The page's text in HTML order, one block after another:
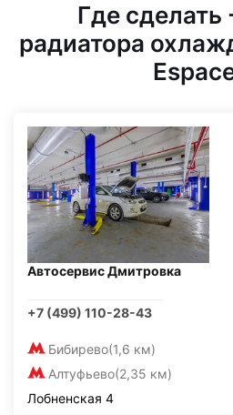
Где сделать
радиатора
Автосервис Дмитровка
+7 (499) 110-28-43
Бибирево(1,6 км)
Алтуфьево(2,35 км)
Лобненская 4